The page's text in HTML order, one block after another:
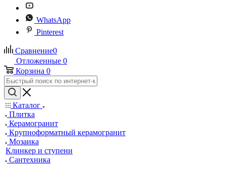
WhatsApp
Pinterest
Сравнение0
Отложенные 0
Корзина 0
Каталог
Плитка
Керамогранит
Крупноформатный керамогранит
Мозаика
Клинкер и ступени
Сантехника